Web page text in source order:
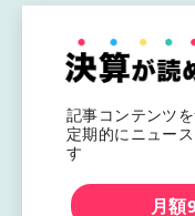
記事コンテンツ
定期的にニュー
す
月額